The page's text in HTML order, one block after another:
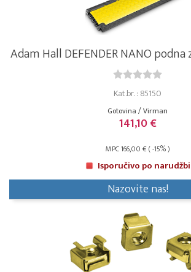
Adam Hall DEFENDER NANO
Kat.br. : 85150
Gotovina / Virman
141,10 €
MPC 166,00 € ( -15% )
Isporučivo po narudžbi
Nazovite nas!